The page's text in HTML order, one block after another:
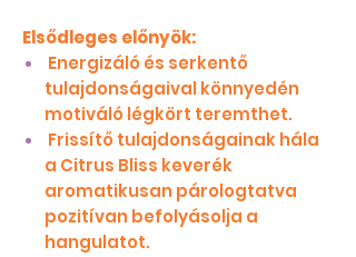
Elsődleges előnyök:
Energizáló és serkentő
tulajdonságaival könnyedén
motiváló légkört teremthet.
Frissítő tulajdonságainak hála
a Citrus Bliss keverék
aromatikusan párologtatva
pozitívan befolyásolja a
hangulatot.